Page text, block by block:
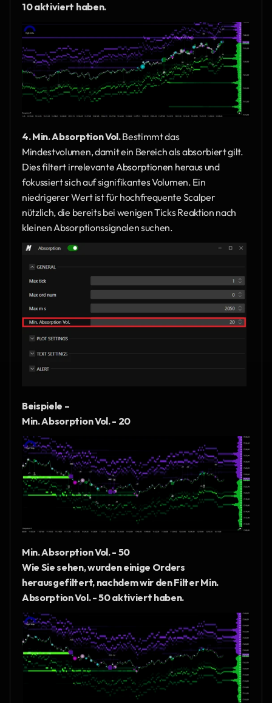
10 aktiviert haben.
4. Min. Absorption Vol. Bestimmt das
Mindestvolumen, damit ein Bereich als absorbiert gilt.
Dies filtert irrelevante Absorptionen heraus und
fokussiert sich auf signifikantes Volumen. Ein
niedrigerer Wert ist für hochfrequente Scalper
nützlich, die bereits bei wenigen Ticks Reaktion nach
kleinen Absorptionssignalen suchen.
Beispiele –
Min. Absorption Vol. - 20
Min. Absorption Vol. - 50
Wie Sie sehen, wurden einige Orders
herausgefiltert, nachdem wir den Filter Min.
Absorption Vol. - 50 aktiviert haben.